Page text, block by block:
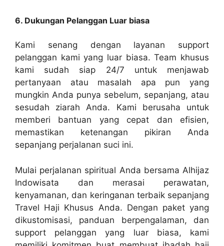
6. Dukungan Pelanggan Luar biasa
Kami senang dengan layanan support
pelanggan kami yang luar biasa. Team khusus
kami sudah siap 24/7 untuk menjawab
pertanyaan atau masalah apa pun yang
mungkin Anda punya sebelum, sepanjang, atau
sesudah ziarah Anda. Kami berusaha untuk
memberi bantuan yang cepat dan efisien,
memastikan ketenangan pikiran Anda
sepanjang perjalanan suci ini.
Mulai perjalanan spiritual Anda bersama Alhijaz
Indowisata dan merasai perawatan,
kenyamanan, dan keringanan terbaik sepanjang
Travel Haji Khusus Anda. Dengan paket yang
dikustomisasi, panduan berpengalaman, dan
support pelanggan yang luar biasa, kami